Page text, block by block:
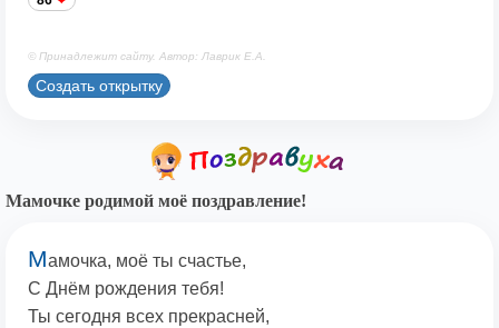
© Принадлежит сайту. Автор: Лаврик Е.А.
Создать открытку
Мамочке родимой моё поздравление!
Мамочка, моё ты счастье,
С Днём рождения тебя!
Ты сегодня всех прекрасней,